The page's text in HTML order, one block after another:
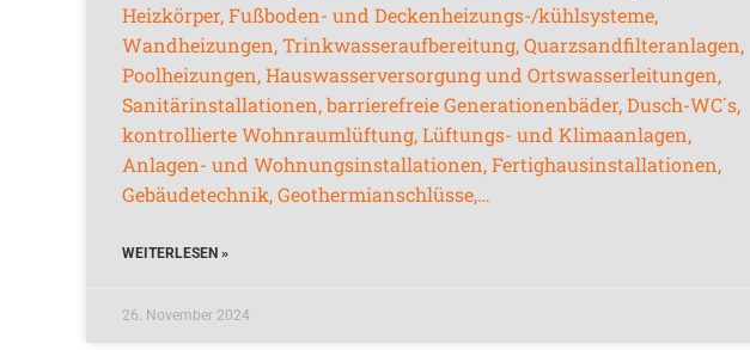
Heizkörper, Fußboden- und Deckenheizungs-/kühlsysteme,
Wandheizungen, Trinkwasseraufbereitung, Quarzsandfilteranlagen,
Poolheizungen, Hauswasserversorgung und Ortswasserleitungen,
Sanitärinstallationen, barrierefreie Generationenbäder, Dusch-WC´s,
kontrollierte Wohnraumlüftung, Lüftungs- und Klimaanlagen,
Anlagen- und Wohnungsinstallationen, Fertighausinstallationen,
Gebäudetechnik, Geothermianschlüsse,…
WEITERLESEN »
26. November 2024